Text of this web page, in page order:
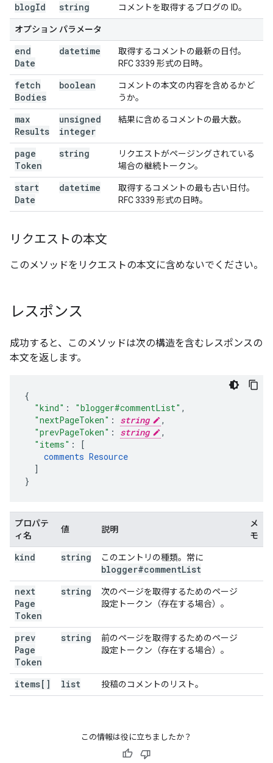
blogId string コメントを取得するブログの ID。
オプション パラメータ
end
Date
datetime
取得するコメントの最新の日付。
RFC 3339 形式の日時。
fetch
Bodies
boolean
コメントの本文の内容を含めるかど
うか。
max
Results
unsigned
integer
結果に含めるコメントの最大数。
page
Token
string
リクエストがページングされている
場合の継続トークン。
start
Date
datetime
取得するコメントの最も古い日付。
RFC 3339 形式の日時。
リクエストの本文
このメソッドをリクエストの本文に含めないでください。
レスポンス
成功すると、このメソッドは次の構造を含むレスポンスの
本文を返します。
"kind" : "blogger#commentList" ,
"nextPageToken" : string
,
"prevPageToken" : string
,
"items" :
[
comments Resource
]
}
プロパテ
ィ名
値 説明
メ
モ
kind string このエントリの種類。常に
blogger#commentList
next
Page
Token
string
次のページを取得するためのページ
設定トークン（存在する場合）。
prev
Page
Token
string
前のページを取得するためのページ
設定トークン（存在する場合）。
items[] list 投稿のコメントのリスト。
この情報は役に立ちましたか？